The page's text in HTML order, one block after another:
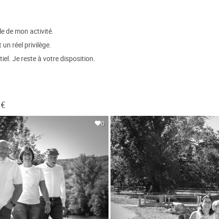
de mon activité.
réel privilège.
Je reste à votre disposition.
0